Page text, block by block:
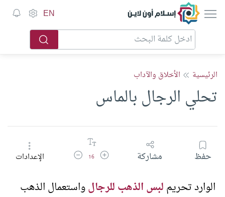
إسلام أون لاين EN
الرئيسية الأخلاق والآداب
تحلي الرجال بالماس
حفظ مشاركة زيادة حجم الخط
16 تقليل حجم الخطالإعدادات
الوارد تحريملبس الذهب للرجالواستعمال الذهب